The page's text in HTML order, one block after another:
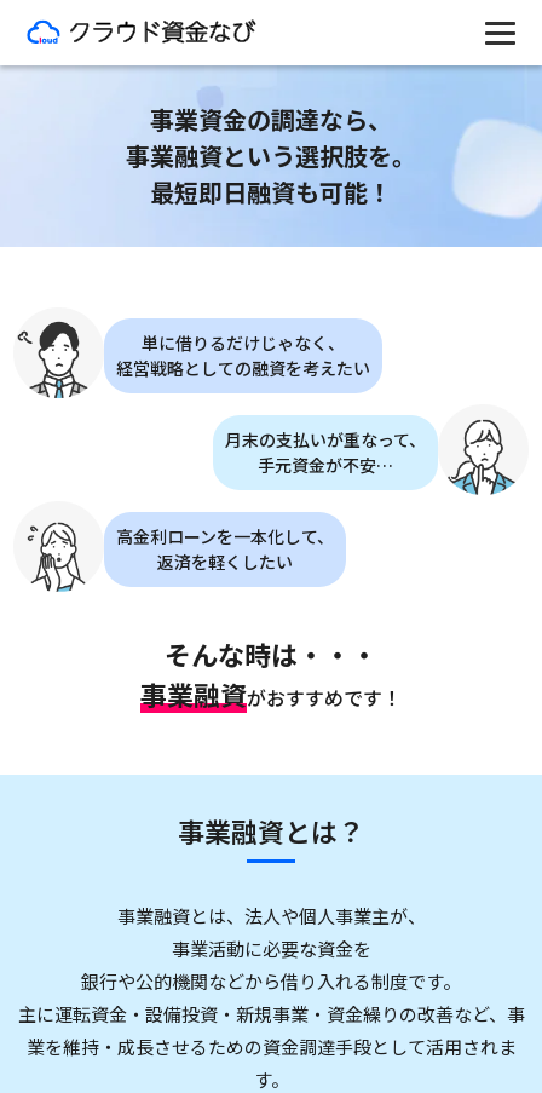
事業資金の調達なら、
事業融資という選択肢を。
最短即日融資も可能！
単に借りるだけじゃなく、
経営戦略としての融資を考えたい
月末の支払いが重なって、
手元資金が不安…
高金利ローンを一本化して、
返済を軽くしたい
そんな時は・・・
事業融資がおすすめです！
事業融資とは？
事業融資とは、法人や個人事業主が、
事業活動に必要な資金を
銀行や公的機関などから借り入れる制度です。
主に運転資金・設備投資・新規事業・資金繰りの改善など、 事
業を維持・成長させるための資金調達手段として活用されま
す。